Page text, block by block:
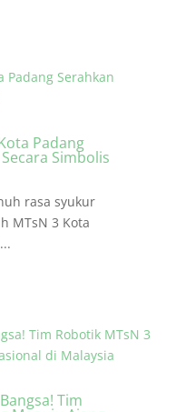
Padang
Simbolis
rasa syukur
MTsN 3 Kota
Tim